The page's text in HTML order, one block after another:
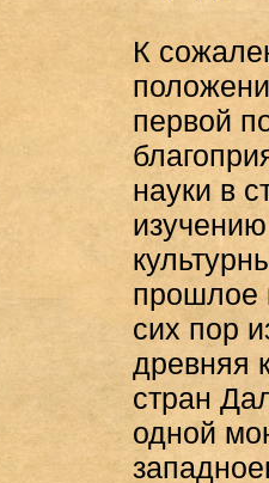
К
первой
науки в
прошлое
сих пор
древняя
стран
одной